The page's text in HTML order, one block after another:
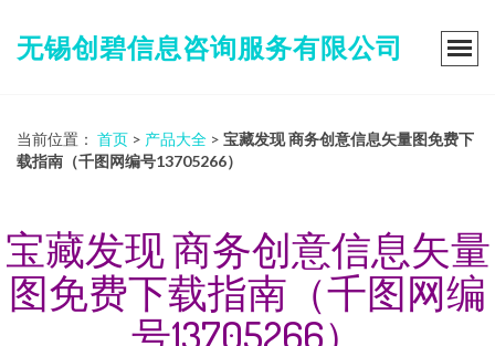
无锡创碧信息咨询服务有限公司
当前位置： 首页 > 产品大全 > 宝藏发现 商务创意信息矢量图免费下
载指南（千图网编号13705266）
宝藏发现 商务创意信息矢量
图免费下载指南（千图网编
号13705266）